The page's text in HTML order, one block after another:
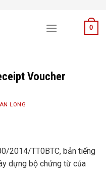
0
Voucher
LONG
2014/TT0BTC, bản tiếng
dựng bộ chứng từ của